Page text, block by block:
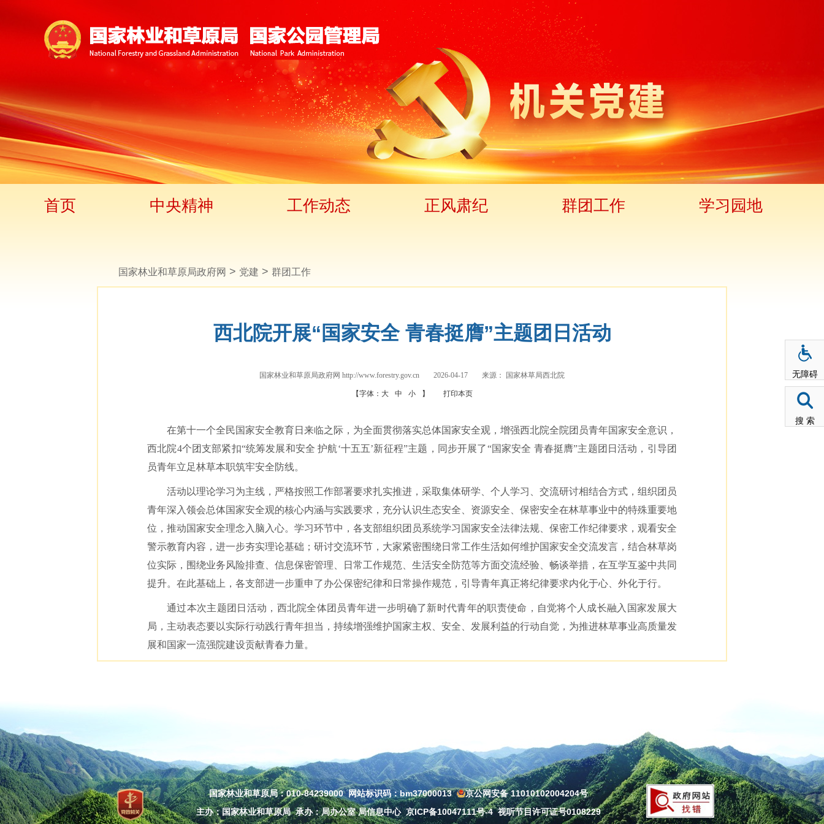
首页 中央精神 工作动态 正风肃纪 群团工作 学习园地
国家林业和草原局政府网 > 党建 > 群团工作
西北院开展“国家安全 青春挺膺”主题团日活动
国家林业和草原局政府网 http://www.forestry.gov.cn 2026-04-17 来源： 国家林草局西北院
【字体： 大 中 小 】 打印本页
在第十一个全民国家安全教育日来临之际，为全面贯彻落实总体国家安全观，增强西北院全院团员青年国家安全意识，
西北院4个团支部紧扣“统筹发展和安全 护航‘十五五’新征程”主题，同步开展了“国家安全 青春挺膺”主题团日活动，引导团
员青年立足林草本职筑牢安全防线。
活动以理论学习为主线，严格按照工作部署要求扎实推进，采取集体研学、个人学习、交流研讨相结合方式，组织团员
青年深入领会总体国家安全观的核心内涵与实践要求，充分认识生态安全、资源安全、保密安全在林草事业中的特殊重要地
位，推动国家安全理念入脑入心。学习环节中，各支部组织团员系统学习国家安全法律法规、保密工作纪律要求，观看安全
警示教育内容，进一步夯实理论基础；研讨交流环节，大家紧密围绕日常工作生活如何维护国家安全交流发言，结合林草岗
位实际，围绕业务风险排查、信息保密管理、日常工作规范、生活安全防范等方面交流经验、畅谈举措，在互学互鉴中共同
提升。在此基础上，各支部进一步重申了办公保密纪律和日常操作规范，引导青年真正将纪律要求内化于心、外化于行。
通过本次主题团日活动，西北院全体团员青年进一步明确了新时代青年的职责使命，自觉将个人成长融入国家发展大
局，主动表态要以实际行动践行青年担当，持续增强维护国家主权、安全、发展利益的行动自觉，为推进林草事业高质量发
展和国家一流强院建设贡献青春力量。
国家林业和草原局：010-84239000网站标识码：bm37000013
京公网安备 11010102004204号
主办：国家林业和草原局承办：局办公室 局信息中心京ICP备10047111号-4 视听节目许可证号0108229
无障碍
搜 索